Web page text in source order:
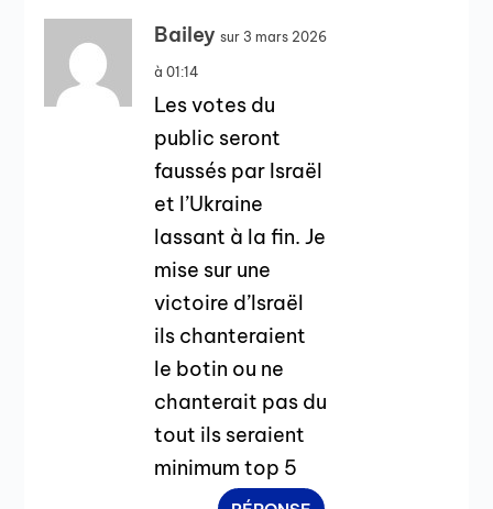
Bailey sur 3 mars 2026
à 01:14
Les votes du
public seront
faussés par Israël
et l’Ukraine
lassant à la fin. Je
mise sur une
victoire d’Israël
ils chanteraient
le botin ou ne
chanterait pas du
tout ils seraient
minimum top 5